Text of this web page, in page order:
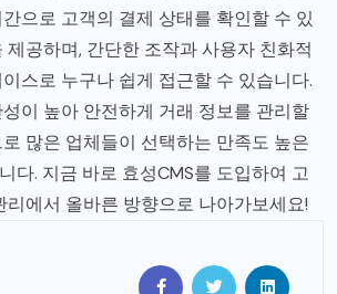
으로 고객의 결제 상태를 확인할 수 있
제공하며, 간단한 조작과 사용자 친화적
스로 누구나 쉽게 접근할 수 있습니다.
이 높아 안전하게 거래 정보를 관리할
많은 업체들이 선택하는 만족도 높은
다. 지금 바로 효성CMS를 도입하여 고
리에서 올바른 방향으로 나아가보세요!